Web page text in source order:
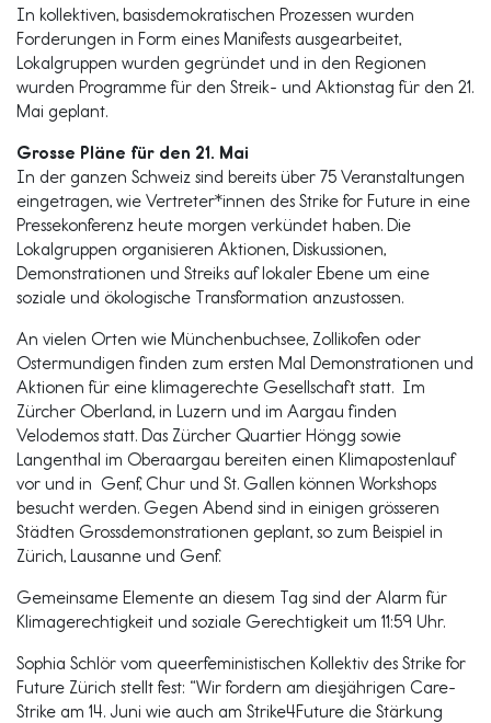
In kollektiven, basisdemokratischen Prozessen wurden
Forderungen in Form eines Manifests ausgearbeitet,
Lokalgruppen wurden gegründet und in den Regionen
wurden Programme für den Streik- und Aktionstag für den 21.
Mai geplant.
Grosse Pläne für den 21. Mai
In der ganzen Schweiz sind bereits über 75 Veranstaltungen
eingetragen, wie Vertreter*innen des Strike for Future in eine
Pressekonferenz heute morgen verkündet haben. Die
Lokalgruppen organisieren Aktionen, Diskussionen,
Demonstrationen und Streiks auf lokaler Ebene um eine
soziale und ökologische Transformation anzustossen.
An vielen Orten wie Münchenbuchsee, Zollikofen oder
Ostermundigen finden zum ersten Mal Demonstrationen und
Aktionen für eine klimagerechte Gesellschaft statt. Im
Zürcher Oberland, in Luzern und im Aargau finden
Velodemos statt. Das Zürcher Quartier Höngg sowie
Langenthal im Oberaargau bereiten einen Klimapostenlauf
vor und in Genf, Chur und St. Gallen können Workshops
besucht werden. Gegen Abend sind in einigen grösseren
Städten Grossdemonstrationen geplant, so zum Beispiel in
Zürich, Lausanne und Genf.
Gemeinsame Elemente an diesem Tag sind der Alarm für
Klimagerechtigkeit und soziale Gerechtigkeit um 11:59 Uhr.
Sophia Schlör vom queerfeministischen Kollektiv des Strike for
Future Zürich stellt fest: “Wir fordern am diesjährigen Care-
Strike am 14. Juni wie auch am Strike4Future die Stärkung